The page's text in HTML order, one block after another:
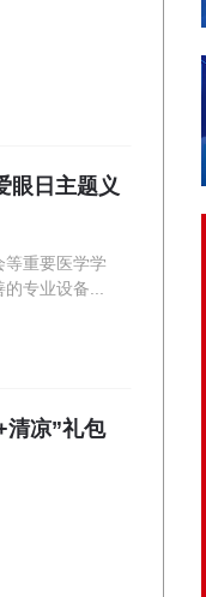
眼日主题义
重要医学学
专业设备...
清凉”礼包